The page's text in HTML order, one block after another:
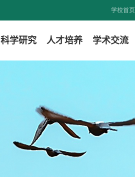
学校首页
科学研究 人才培养 学术交流